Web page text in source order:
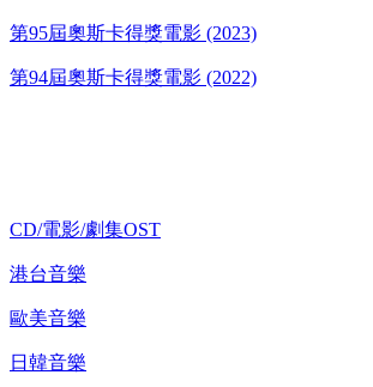
第95屆奧斯卡得獎電影 (2023)
第94屆奧斯卡得獎電影 (2022)
CD/電影/劇集OST
港台音樂
歐美音樂
日韓音樂